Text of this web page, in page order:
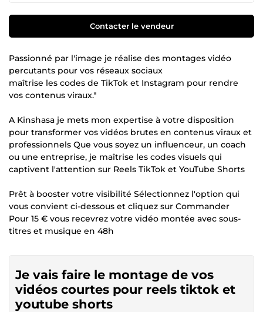
Contacter le vendeur
Passionné par l'image je réalise des montages vidéo
percutants pour vos réseaux sociaux
maîtrise les codes de TikTok et Instagram pour rendre
vos contenus viraux."
A Kinshasa je mets mon expertise à votre disposition
pour transformer vos vidéos brutes en contenus viraux et
professionnels Que vous soyez un influenceur, un coach
ou une entreprise, je maîtrise les codes visuels qui
captivent l'attention sur Reels TikTok et YouTube Shorts
Prêt à booster votre visibilité Sélectionnez l'option qui
vous convient ci-dessous et cliquez sur Commander
Pour 15 € vous recevrez votre vidéo montée avec sous-
titres et musique en 48h
Je vais faire le montage de vos
vidéos courtes pour reels tiktok et
youtube shorts